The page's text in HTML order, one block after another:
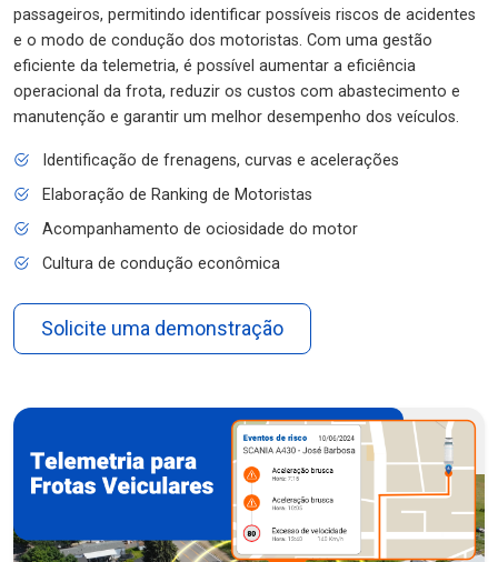
passageiros, permitindo identificar possíveis riscos de acidentes
e o modo de condução dos motoristas. Com uma gestão
eficiente da telemetria, é possível aumentar a eficiência
operacional da frota, reduzir os custos com abastecimento e
manutenção e garantir um melhor desempenho dos veículos.
Identificação de frenagens, curvas e acelerações
Elaboração de Ranking de Motoristas
Acompanhamento de ociosidade do motor
Cultura de condução econômica
Solicite uma demonstração